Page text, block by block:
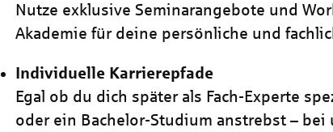
Nutze exklusive Seminarangebote und
Akademie für deine persönliche und
Individuelle Karrierepfade
Egal ob du dich später als Fach-Experte
oder ein Bachelor-Studium anstrebst – bei